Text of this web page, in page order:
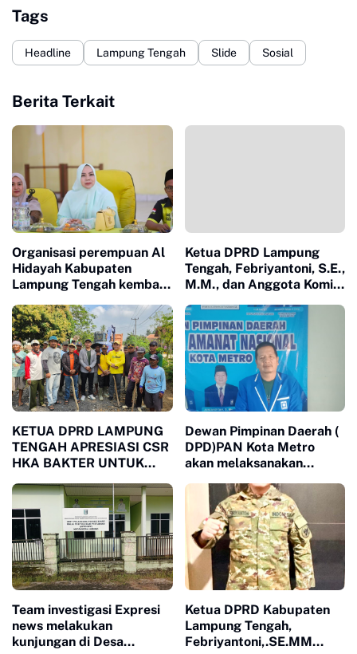
Tags
Headline Lampung Tengah Slide Sosial
Berita Terkait
Organisasi perempuan Al
Hidayah Kabupaten
Lampung Tengah kembali
dalam memperkuat peran
Ketua DPRD Lampung
Tengah, Febriyantoni, S.E.,
M.M., dan Anggota Komisi
Rozak, M.S.,yang juga
Ketua Partai Golkar
Propinsi Lampung
meninjau langsung jalan
di Kampung Putra Buyut,
Kecamatan Gunung Sugih.
KETUA DPRD LAMPUNG
TENGAH APRESIASI CSR
HKA BAKTER UNTUK
KAMPUNG PUTRA
BUYUT
Dewan Pimpinan Daerah (
DPD)PAN Kota Metro
akan melaksanakan
akan dilaksanakan pada
hari minggu 12 April
2026.
Team investigasi Expresi
news melakukan
kunjungan di Desa
Ketua DPRD Kabupaten
Lampung Tengah,
Febriyantoni,.SE.MM